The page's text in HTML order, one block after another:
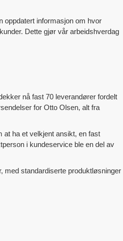
oppdatert informasjon om hvor
Dette gjør vår arbeidshverdag
nå fast 70 leverandører fordelt
for Otto Olsen, alt fra
at ha et velkjent ansikt, en fast
i kundeservice ble en del av
med standardiserte produktløsninger